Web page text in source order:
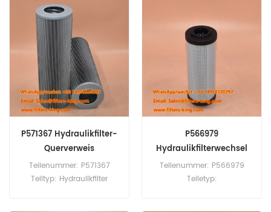
Stück
P571367 Hydraulikfilter-
Querverweis
Teilenummer: P571367
Teiltyp: Hydraulikfilter
P566979
Hydraulikfilterwechsel
HY13203
Teilenummer: P566979
Teiletyp: